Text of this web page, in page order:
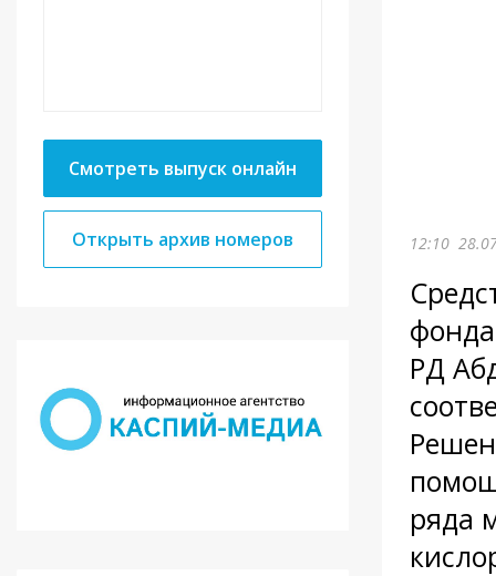
Смотреть выпуск онлайн
Открыть архив номеров 12:10
РД
ряда